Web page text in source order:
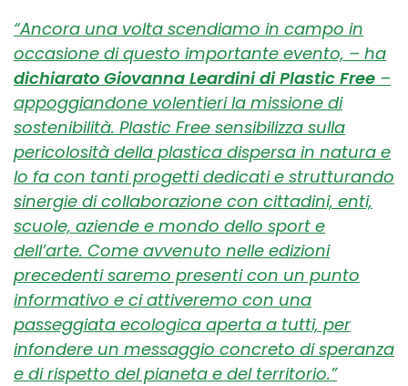
“Ancora una volta scendiamo in campo in
occasione di questo importante evento, – ha
dichiarato Giovanna Leardini di Plastic Free –
appoggiandone volentieri la missione di
sostenibilità. Plastic Free sensibilizza sulla
pericolosità della plastica dispersa in natura e
lo fa con tanti progetti dedicati e strutturando
sinergie di collaborazione con cittadini, enti,
scuole, aziende e mondo dello sport e
dell’arte. Come avvenuto nelle edizioni
precedenti saremo presenti con un punto
informativo e ci attiveremo con una
passeggiata ecologica aperta a tutti, per
infondere un messaggio concreto di speranza
e di rispetto del pianeta e del territorio.”